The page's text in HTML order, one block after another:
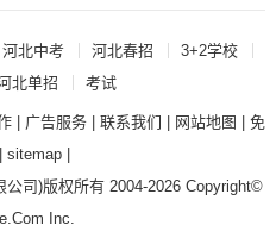
河北中考 河北春招
3+2学校
北单招 考试
| 广告服务| 联系我们 网站地图
免
|sitemap
公司)版权所有 2004-2026 Copyright©
Inc.